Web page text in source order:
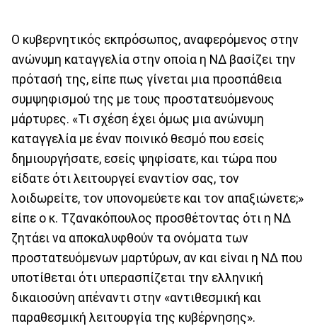
Ο κυβερνητικός εκπρόσωπος, αναφερόμενος στην
ανώνυμη καταγγελία στην οποία η ΝΔ βασίζει την
πρότασή της, είπε πως γίνεται μια προσπάθεια
συμψηφισμού της με τους προστατευόμενους
μάρτυρες. «Τι σχέση έχει όμως μια ανώνυμη
καταγγελία με έναν ποινικό θεσμό που εσείς
δημιουργήσατε, εσείς ψηφίσατε, και τώρα που
είδατε ότι λειτουργεί εναντίον σας, τον
λοιδωρείτε, τον υπονομεύετε και τον απαξιώνετε;»
είπε ο κ. Τζανακόπουλος προσθέτοντας ότι η ΝΔ
ζητάει να αποκαλυφθούν τα ονόματα των
προστατευόμενων μαρτύρων, αν και είναι η ΝΔ που
υποτίθεται ότι υπερασπίζεται την ελληνική
δικαιοσύνη απέναντι στην «αντιθεσμική και
παραθεσμική λειτουργία της κυβέρνησης».